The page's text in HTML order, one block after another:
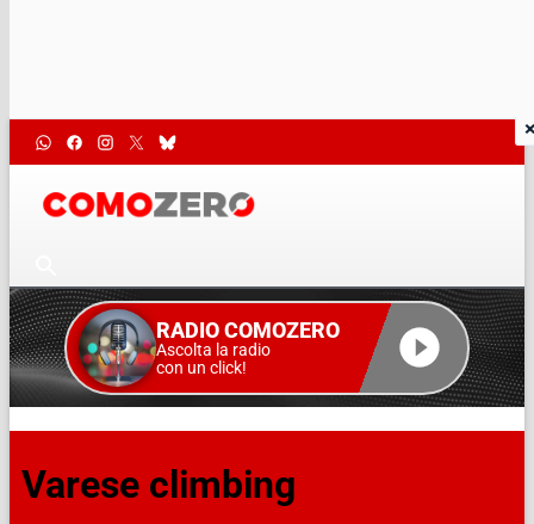
RADIO COMOZERO
Ascolta la radio
con un click!
Varese climbing